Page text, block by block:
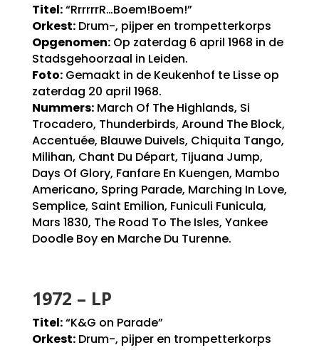
Titel:“RrrrrrR…Boem!Boem!”
Orkest:Drum-, pijper en trompetterkorps
Opgenomen:Op zaterdag 6 april 1968 in de
Stadsgehoorzaal in Leiden.
Foto:Gemaakt in de Keukenhof te Lisse op
zaterdag 20 april 1968.
Nummers:March Of The Highlands, Si
Trocadero, Thunderbirds, Around The Block,
Accentuée, Blauwe Duivels, Chiquita Tango,
Milihan, Chant Du Départ, Tijuana Jump,
Days Of Glory, Fanfare En Kuengen, Mambo
Americano, Spring Parade, Marching In Love,
Semplice, Saint Emilion, Funiculi Funicula,
Mars 1830, The Road To The Isles, Yankee
Doodle Boy en Marche Du Turenne.
1972 – LP
Titel:“K&G on Parade”
Orkest:Drum-, pijper en trompetterkorps